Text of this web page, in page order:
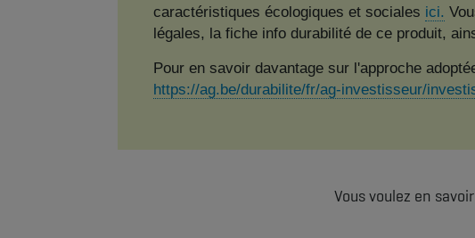
caractéristiques écologiques et sociales ici.
légales, la fiche info durabilité ​de ce produit,
Pour en savoir davantage sur l'approche
https://ag.be/durabilite/fr/ag-investisseur/
Vous voulez en